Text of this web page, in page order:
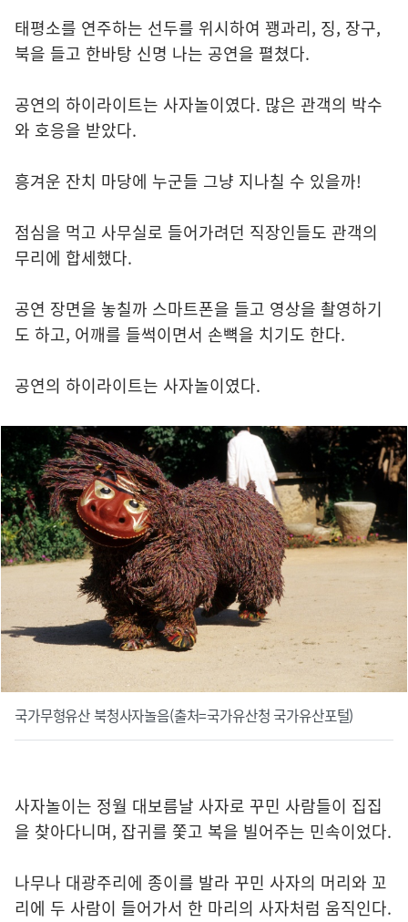
태평소를 연주하는 선두를 위시하여 꽹과리, 징, 장구,
북을 들고 한바탕 신명 나는 공연을 펼쳤다.
공연의 하이라이트는 사자놀이였다. 많은 관객의 박수
와 호응을 받았다.
흥겨운 잔치 마당에 누군들 그냥 지나칠 수 있을까!
점심을 먹고 사무실로 들어가려던 직장인들도 관객의
무리에 합세했다.
공연 장면을 놓칠까 스마트폰을 들고 영상을 촬영하기
도 하고, 어깨를 들썩이면서 손뼉을 치기도 한다.
공연의 하이라이트는 사자놀이였다.
국가무형유산 북청사자놀음(출처=국가유산청 국가유산포털)
사자놀이는 정월 대보름날 사자로 꾸민 사람들이 집집
을 찾아다니며, 잡귀를 쫓고 복을 빌어주는 민속이었다.
나무나 대광주리에 종이를 발라 꾸민 사자의 머리와 꼬
리에 두 사람이 들어가서 한 마리의 사자처럼 움직인다.